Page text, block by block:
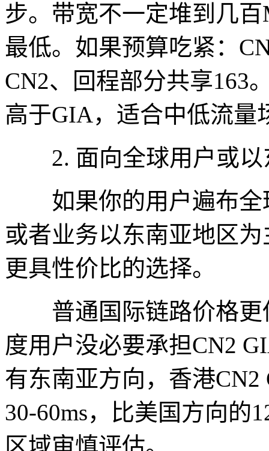
步。带宽不一定堆到几
最低。如果预算吃紧：
CN2、回程部分共享163
高于GIA，适合中低流量
2. 面向全球用户或以
如果你的用户遍布全
或者业务以东南亚地区
更具性价比的选择。
普通国际链路价格更
度用户没必要承担CN2
有东南亚方向，香港
30-60ms，比美国方向的